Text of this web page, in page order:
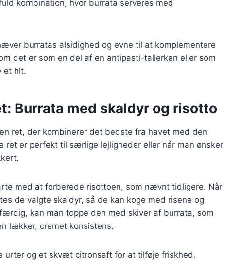
kombination, hvor burrata serveres med
burratas alsidighed og evne til at komplementere
det er som en del af en antipasti-tallerken eller som
et hit.
Burrata med skaldyr og risotto
ret, der kombinerer det bedste fra havet med den
ret er perfekt til særlige lejligheder eller når man ønsker
med at forberede risottoen, som nævnt tidligere. Når
de valgte skaldyr, så de kan koge med risene og
kan man toppe den med skiver af burrata, som
lækker, cremet konsistens.
urter og et skvæt citronsaft for at tilføje friskhed.